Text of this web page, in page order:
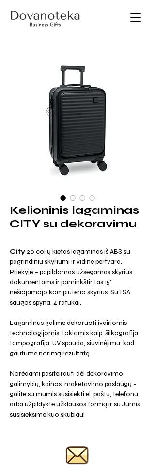
Kelioninis lagaminas
CITY su dekoravimu
City 20 colių kietas lagaminas iš ABS su
pagrindiniu skyriumi ir vidine pertvara.
Priekyje – papildomas užsegamas skyrius
dokumentams ir paminkštintas 15''
nešiojamojo kompiuterio skyrius. Su TSA
saugos spyna, 4 ratukai.
Lagaminus galime dekoruoti įvairiomis
technologijomis, tokiomis kaip: šilkografija,
tampografija, UV spauda, siuvinėjimu, kad
gautume norimą rezultatą
Norėdami pasiteirauti dėl dekoravimo
galimybių, kainos, maketavimo paslaugų -
galite su mumis susisiekti el. paštu, telefonu,
arba užpildykte užklausos formą ir su Jumis
susisieksime kuo skubiau!